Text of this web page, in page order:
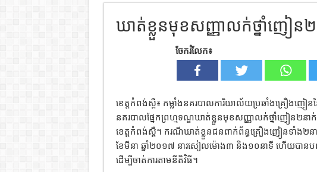
ឃាត់ខ្លួនមុខសញ្ញាលក់ថ្នាំញៀន
ចែករំលែក៖
ខេត្តកំពង់ស្ពឺ៖ កម្លាំងនគរបាលការិយាល័យប្រឆាំងគ្រឿងញៀន
នគរបាលផ្នែកព្រហ្មទណ្ឌឃាត់ខ្លួនមុខសញ្ញាលក់ថ្នាំញៀន២
ខេត្តកំពង់ស្ពឺ។ ករណីឃាត់ខ្លួនជនពាក់ព័ន្ធគ្រឿងញៀនទាំង២នា
ខែមីនា ឆ្នាំ២០១៧ នារសៀលម៉ោង៣ និង១០នាទី ហើយបានបញ្
ដើម្បីចាត់ការតាមនីតិវិធី។